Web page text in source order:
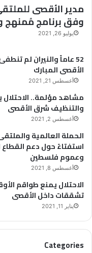
مدير الأقصى
وفق برنامج مُمنهج
يوليو 26, 2021
52 عاماً والنيران لم
الأقصى المبارك
أغسطس 21, 2021
مشاهد مؤلمة.. الاحتلال
والتنظيف شرق الأقصى
أغسطس 2, 2021
الحملة العالمية
استفتاءً حول دعم القطاع
وعموم فلسطين
أغسطس 8, 2021
الاحتلال يمنع طواقم
تشققات داخل الأقصى
يناير 11, 2021
Categories